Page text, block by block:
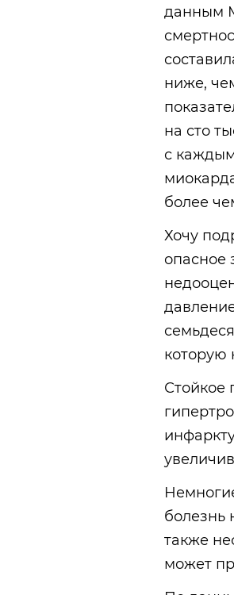
данным
ниже,
на сто
с
более
Хочу
опасное
которую
Стойкое
болезнь
также
может